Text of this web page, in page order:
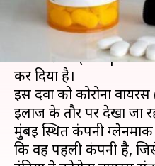
ग्लेनमार्क फार्मास्यूटिकल
फेविपिराविर
कर दिया है।
इस दवा को कोरोना
इलाज के तौर पर देखा जा
मुंबई स्थित कंपनी
कि वह पहली कंपनी है,